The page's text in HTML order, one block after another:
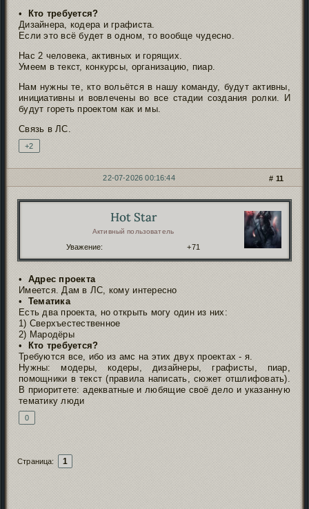
•
Кто требуется?
Дизайнера, кодера и графиста.
Если это всë будет в одном, то вообще чудесно.
Нас 2 человека, активных и горящих.
Умеем в текст, конкурсы, организацию, пиар.
Нам нужны те, кто вольётся в нашу команду, будут активны,
инициативны и вовлечены во все стадии создания ролки. И
будут гореть проектом как и мы.
Связь в ЛС.
+2
11
22-07-2026 00:16:44
Hot Star
Активный пользователь
Уважение: +71
• Адрес проекта
Имеется. Дам в ЛС, кому интересно
• Тематика
Есть два проекта, но открыть могу один из них:
1) Сверхъестественное
2) Мародёры
•
Кто требуется?
Требуются все, ибо из амс на этих двух проектах - я.
Нужны: модеры, кодеры, дизайнеры, графисты, пиар,
помощники в текст (правила написать, сюжет отшлифовать).
В приоритете: адекватные и любящие своё дело и указанную
тематику люди
0
Страница: 1